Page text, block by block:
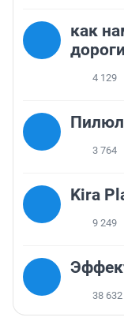
как
4 129
3 764
Kira
9 249
38 632